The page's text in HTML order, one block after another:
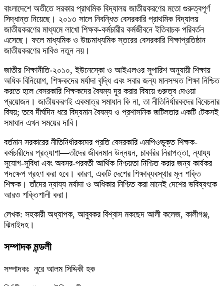
বাংলাদেশে অতীতে সরকার প্রাথমিক বিদ্যালয় জাতীয়করণের মতো গুরুত্বপূর্ণ
সিদ্ধান্ত নিয়েছে। ২০১৩ সালে নিবন্ধিত বেসরকারি প্রাথমিক বিদ্যালয়
জাতীয়করণের মাধ্যমে লাখো শিক্ষক-কর্মচারীর কর্মজীবনে ইতিবাচক পরিবর্তন
এসেছে। ফলে মাধ্যমিক ও উচ্চমাধ্যমিক স্তরের বেসরকারি শিক্ষাপ্রতিষ্ঠান
জাতীয়করণের দাবিও নতুন নয়।
জাতীয় শিক্ষানীতি-২০১০, ইউনেস্কো ও আইএলওর সুপারিশ অনুযায়ী শিক্ষায়
অধিক বিনিয়োগ, শিক্ষকদের মর্যাদা বৃদ্ধি এবং সবার জন্য মানসম্মত শিক্ষা নিশ্চিত
করতে হলে বেসরকারি শিক্ষকদের বৈষম্য দূর করার বিষয়ে গুরুত্ব দেওয়া
প্রয়োজন। জাতীয়করণই একমাত্র সমাধান কি না, তা নীতিনির্ধারকদের বিবেচনার
বিষয়; তবে দীর্ঘদিন ধরে বিদ্যমান বৈষম্য ও প্রশাসনিক জটিলতার একটি টেকসই
সমাধান এখন সময়ের দাবি।
বর্তমান সরকারের নীতিনির্ধারকদের প্রতি বেসরকারি এমপিওভুক্ত শিক্ষক-
কর্মচারীদের প্রত্যাশা—তাঁদের জীবনমান উন্নয়ন, চাকরির নিরাপত্তা, ন্যায্য
সুযোগ-সুবিধা এবং অবসর-পরবর্তী আর্থিক নিশ্চয়তা নিশ্চিত করার জন্য কার্যকর
পদক্ষেপ গ্রহণ করা হবে। কারণ, একটি দেশের শিক্ষাব্যবস্থার মূল শক্তি
শিক্ষক। তাঁদের ন্যায্য মর্যাদা ও অধিকার নিশ্চিত করা মানেই দেশের ভবিষ্যৎকে
আরও শক্তিশালী করা।
লেখক: সহকারী অধ্যাপক, আবুবকর বিশ্বাস মকছেদ আলী কলেজ, কালীগঞ্জ,
ঝিনাইদহ।
সম্পাদক মন্ডলী
সম্পাদকঃ নুরে আলম সিদ্দিকী হক